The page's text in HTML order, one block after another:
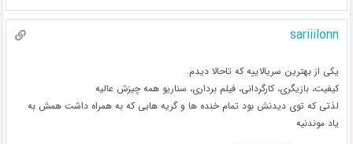
sariiilonn
یکی از بهترین سریالاییه که تاحالا دیدم.
کیفیت، بازیگری، کارگردانی، فیلم برداری، سناریو همه چیزش عالیه
لذتی که توی دیدنش بود تمام خنده ها و گریه هایی که به همراه داشت همش به
یاد موندنیه